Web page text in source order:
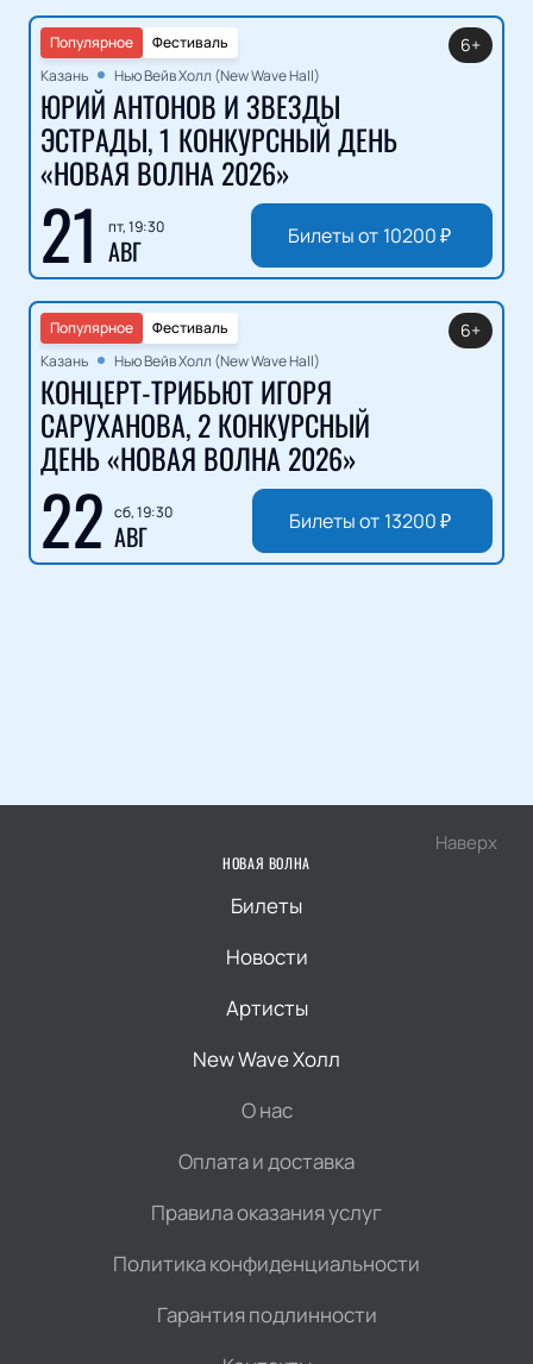
Фестиваль
Популярное
Казань
Нью Вейв Холл (New Wave Hall)
ЮРИЙ АНТОНОВ И ЗВЕЗДЫ
ЭСТРАДЫ, 1 КОНКУРСНЫЙ ДЕНЬ
«НОВАЯ ВОЛНА 2026»
21 пт, 19:30
АВГ
6+
Билеты от 10200₽
Фестиваль
Популярное
Казань
Нью Вейв Холл (New Wave Hall)
КОНЦЕРТ-ТРИБЬЮТ ИГОРЯ
САРУХАНОВА, 2 КОНКУРСНЫЙ
ДЕНЬ «НОВАЯ ВОЛНА 2026»
22 сб, 19:30
АВГ
6+
Билеты от 13200₽
Наверх
НОВАЯ ВОЛНА
Билеты
Новости
Артисты
New Wave Холл
О нас
Оплата и доставка
Правила оказания услуг
Политика конфиденциальности
Гарантия подлинности